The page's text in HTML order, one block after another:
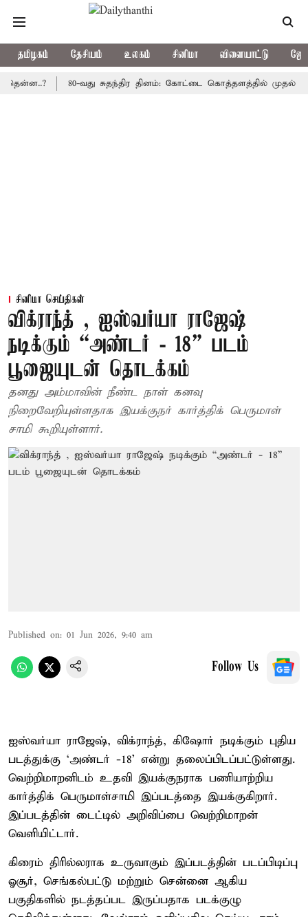
தமிழகம் தேசியம் உலகம் சினிமா விளையாட்டு
80-வது சுதந்திர தினம்: கோட்டை கொத்தளத்தில் முதல்
சினிமா செய்திகள்
விக்ராந்த் , ஐஸ்வர்யா ராஜேஷ்
நடிக்கும் “அண்டர் - 18” படம்
பூஜையுடன் தொடக்கம்
தனது அம்மாவின் நீண்ட நாள் கனவு
நிறைவேறியுள்ளதாக இயக்குநர் கார்த்திக் பெருமாள்
சாமி கூறியுள்ளார்.
Published on: 01 Jun 2026, 9:40 am
Follow Us
ஐஸ்வர்யா ராஜேஷ், விக்ராந்த், கிஷோர் நடிக்கும் புதிய
படத்துக்கு ‘அண்டர் -18’ என்று தலைப்பிடப்பட்டுள்ளது.
வெற்றிமாறனிடம் உதவி இயக்குநராக பணியாற்றிய
கார்த்திக் பெருமாள்சாமி இப்படத்தை இயக்குகிறார்.
இப்படத்தின் டைட்டில் அறிவிப்பை வெற்றிமாறன்
வெளியிட்டார்.
கிரைம் திரில்லராக உருவாகும் இப்படத்தின் படப்பிடிப்பு
ஓசூர், செங்கல்பட்டு மற்றும் சென்னை ஆகிய
பகுதிகளில் நடத்தப்பட இருப்பதாக படக்குழு